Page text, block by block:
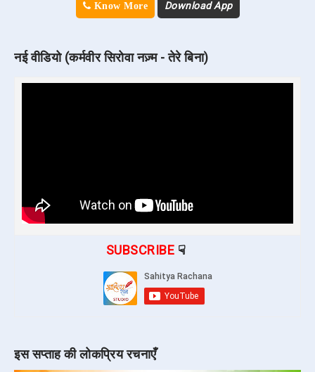
Know More Download App
नई वीडियो (कर्मवीर सिरोवा नज़्म - तेरे बिना)
SUBSCRIBE
इस सप्ताह की लोकप्रिय रचनाएँ